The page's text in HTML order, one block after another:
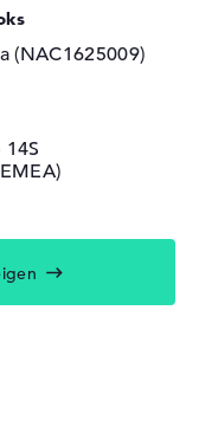
(NAC1625009)